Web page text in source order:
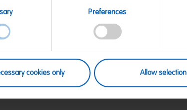
Preferences
cookies only Allow selection
Zucker; Stärke; Dextrose;
Äpfelsäure; Säureregulatoren:
Aroma; Sonnenblumenöl;
Kurkumin, Pflanzenkohle, Anthocyane;
weiß und gelb. Vor Wärme und Feuchtigkeit
von WEIZEN enthalten.